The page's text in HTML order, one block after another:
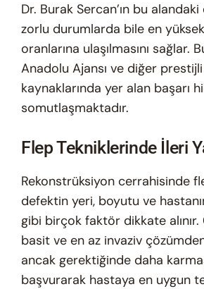
Dr. Burak Sercan’ın bu
zorlu durumlarda bile en
oranlarına ulaşılmasını sağlar.
Anadolu Ajansı ve diğer
kaynaklarında yer alan başarı
somutlaşmaktadır.
Flep Tekniklerinde İleri
Rekonstrüksiyon cerrahisinde
defektin yeri, boyutu ve
gibi birçok faktör dikkate alınır.
basit ve en az invaziv
ancak gerektiğinde daha
başvurarak hastaya en uygun